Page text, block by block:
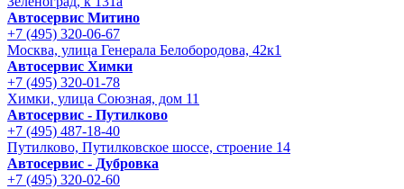
Автосервис Митино
+7 (495) 320-06-67
Москва, улица Генерала Белобородова, 42к1
Автосервис Химки
+7 (495) 320-01-78
Химки, улица Союзная, дом 11
Автосервис - Путилково
+7 (495) 487-18-40
Путилково, Путилковское шоссе, строение 14
Автосервис - Дубровка
+7 (495) 320-02-60